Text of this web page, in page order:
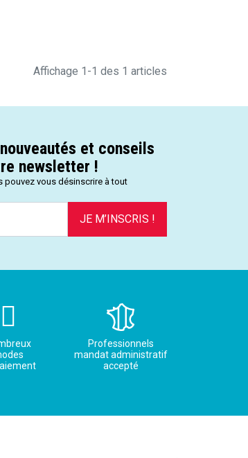
Affichage 1-1 des 1 articles
et conseils
newsletter !
pouvez vous désinscrire à tout
JE M’INSCRIS !
Professionnels
mandat administratif
accepté